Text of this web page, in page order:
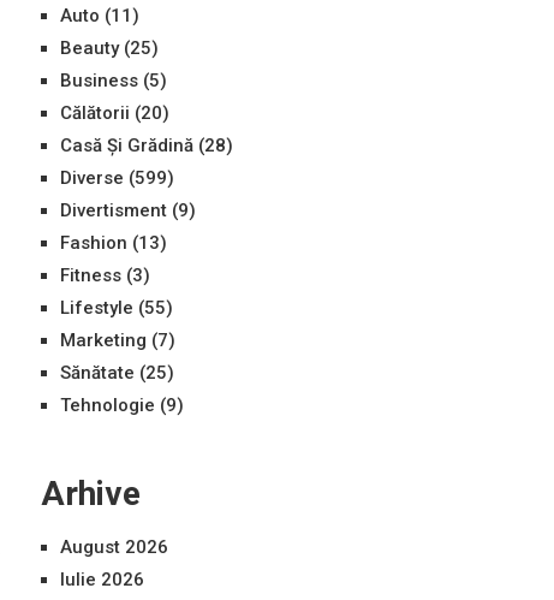
Auto (11)
Beauty(25)
Business (5)
Călătorii (20)
Casă Și Grădină (28)
Diverse (599)
Divertisment (9)
Fashion (13)
Fitness (3)
Lifestyle (55)
Marketing (7)
Sănătate (25)
Tehnologie (9)
Arhive
August 2026
Iulie 2026